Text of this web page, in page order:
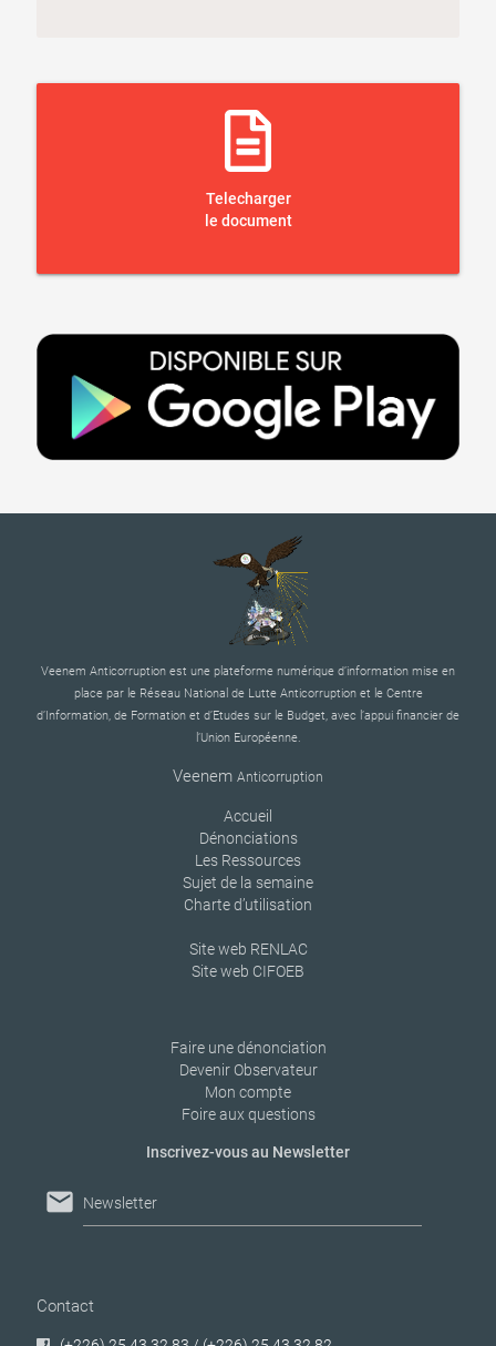
Telecharger
le document
Veenem Anticorruption est une plateforme numérique d’information mise en
place par le Réseau National de Lutte Anticorruption et le Centre
d’Information, de Formation et d’Etudes sur le Budget, avec l’appui financier de
l’Union Européenne.
Veenem Anticorruption
Accueil
Dénonciations
Les Ressources
Sujet de la semaine
Charte d’utilisation
Site web RENLAC
Site web CIFOEB
Faire une dénonciation
Devenir Observateur
Mon compte
Foire aux questions
Inscrivez-vous au Newsletter
mail Newsletter
Contact